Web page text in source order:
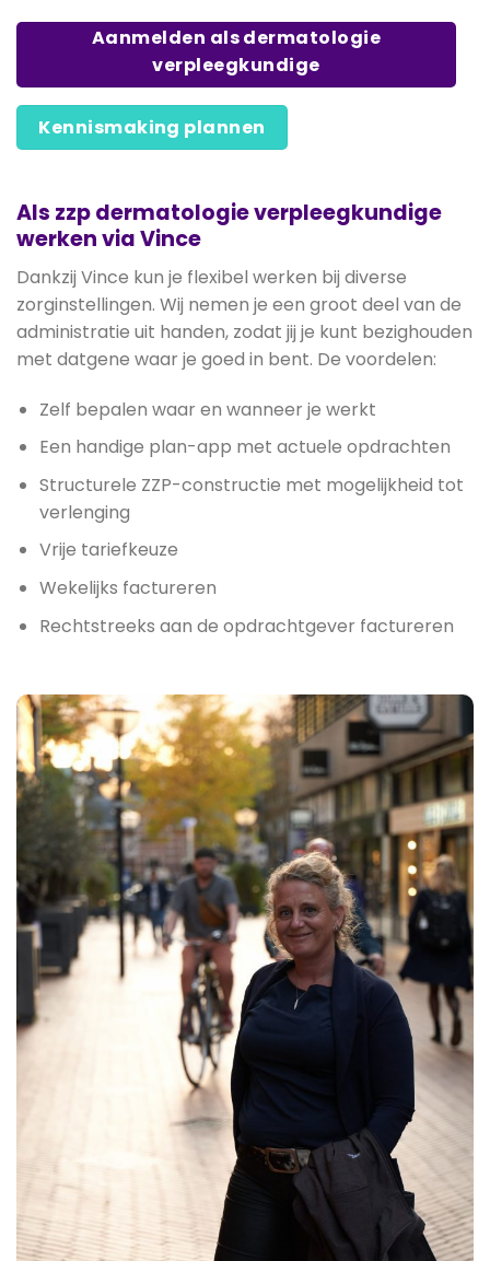
Aanmelden als dermatologie
verpleegkundige
Kennismaking plannen
Als zzp dermatologie verpleegkundige
werken via Vince
Dankzij Vince kun je flexibel werken bij diverse
zorginstellingen. Wij nemen je een groot deel van de
administratie uit handen, zodat jij je kunt bezighouden
met datgene waar je goed in bent. De voordelen:
Zelf bepalen waar en wanneer je werkt
Een handige plan-app met actuele opdrachten
Structurele ZZP-constructie met mogelijkheid tot
verlenging
Vrije tariefkeuze
Wekelijks factureren
Rechtstreeks aan de opdrachtgever factureren